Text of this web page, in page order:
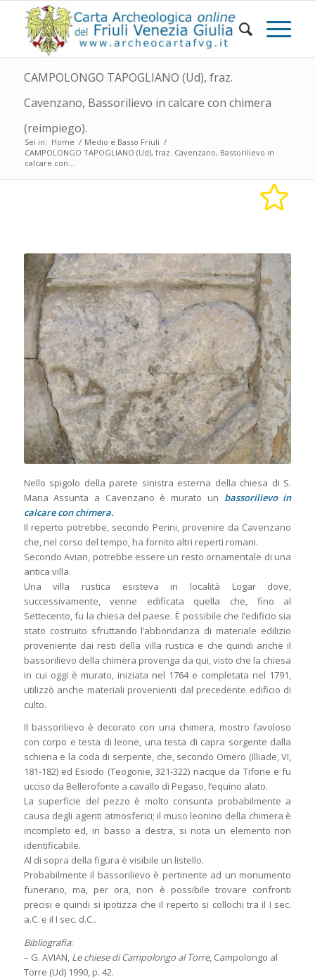
CAMPOLONGO TAPOGLIANO (Ud), fraz.
Cavenzano, Bassorilievo in calcare con chimera
(reimpiego).
Sei in: Home / Medio e Basso Friuli /
CAMPOLONGO TAPOGLIANO (Ud), fraz. Cavenzano, Bassorilievo in
calcare con...
Nello spigolo della parete sinistra esterna della chiesa di S.
Maria Assunta a Cavenzano è murato un bassorilievo in
calcare con chimera.
Il reperto potrebbe, secondo Perini, provenire da Cavenzano
che, nel corso del tempo, ha fornito altri reperti romani.
Secondo Avian, potrebbe essere un resto ornamentale di una
antica villa.
Una villa rustica esisteva in località Logar dove,
successivamente, venne edificata quella che, fino al
Settecento, fu la chiesa del paese. È possibile che l’edificio sia
stato costruito sfruttando l’abbondanza di materiale edilizio
proveniente dai resti della villa rustica e che quindi anche il
bassorilievo della chimera provenga da qui, visto che la chiesa
in cui oggi è murato, iniziata nel 1764 e completata nel 1791,
utilizzò anche materiali provenienti dal precedente edificio di
culto.
Il bassorilievo è decorato con una chimera, mostro favoloso
con corpo e testa di leone, una testa di capra sorgente dalla
schiena e la coda di serpente, che, secondo Omero (Illiade, VI,
181-182) ed Esiodo (Teogonie, 321-322) nacque da Tifone e fu
ucciso da Bellerofonte a cavallo di Pegaso, l’equino alato.
La superficie del pezzo è molto consunta probabilmente a
causa degli agenti atmosferici; il muso leonino della chimera è
incompleto ed, in basso a destra, si nota un elemento non
identificabile.
Al di sopra della figura è visibile un listello.
Probabilmente il bassorilievo è pertinente ad un monumento
funerario, ma, per ora, non è possibile trovare confronti
precisi e quindi si ipotizza che il reperto si collochi tra il I sec.
a.C. e il I sec. d.C..
Bibliografia:
– G. AVIAN, Le chiese di Campolongo al Torre, Campolongo al
Torre (Ud) 1990, p. 42.